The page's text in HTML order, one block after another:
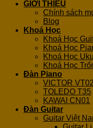
GIỚI THIỆU
Chính sách
Blog
Khoá Học
Khoá Học
Khoá Học
Khoá Học
Khoá Học
Đàn Piano
VICTOR VT02
TOLEDO T35
KAWAI CN01
Đàn Guitar
Guitar Việt